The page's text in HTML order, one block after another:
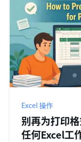
Excel 操作
别再为打印
任何Excel工